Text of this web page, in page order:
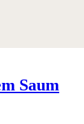
Saum